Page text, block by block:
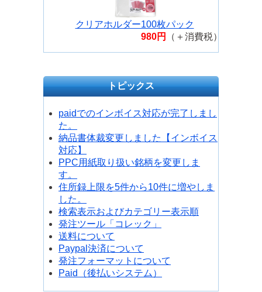
クリアホルダー100枚パック
980円
（＋消費税）
トピックス
paidでのインボイス対応が完了しまし
た。
納品書体裁変更しました【インボイス
対応】
PPC用紙取り扱い銘柄を変更しま
す。
住所録上限を5件から10件に増やしま
した。
検索表示およびカテゴリー表示順
発注ツール「コレック」
送料について
Paypal決済について
発注フォーマットについて
Paid（後払いシステム）